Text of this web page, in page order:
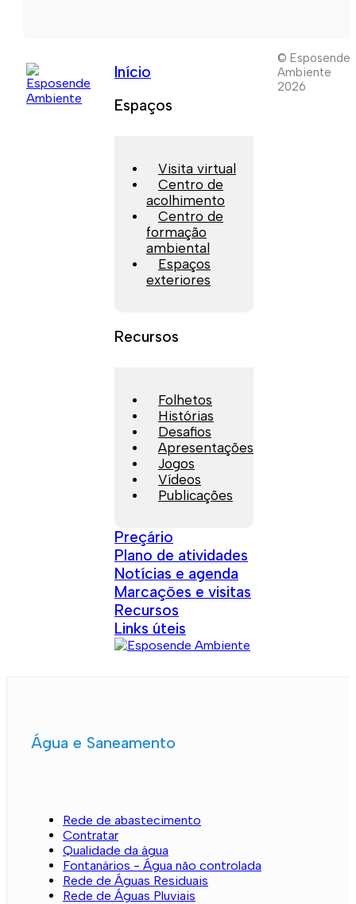
Início
Espaços
Visita virtual
Centro de
acolhimento
Centro de
formação
ambiental
Espaços
exteriores
Recursos
Folhetos
Histórias
Desafios
Apresentações
Jogos
Vídeos
Publicações
Preçário
Plano de atividades
Notícias e agenda
Marcações e visitas
Recursos
Links úteis
© Esposende
Ambiente
2026
Água e Saneamento
Rede de abastecimento
Contratar
Qualidade da água
Fontanários - Água não controlada
Rede de Águas Residuais
Rede de Águas Pluviais